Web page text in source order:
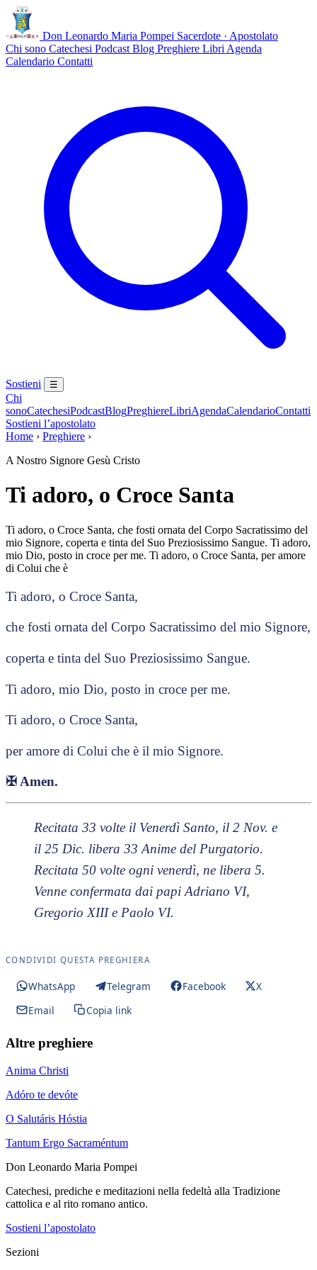
Don Leonardo Maria Pompei Sacerdote · Apostolato
Chi sono Catechesi Podcast Blog Preghiere Libri Agenda
Calendario Contatti
Sostieni ☰
Chi
sonoCatechesiPodcastBlogPreghiereLibriAgendaCalendarioContatti
Sostieni l’apostolato
Home › Preghiere ›
A Nostro Signore Gesù Cristo
Ti adoro, o Croce Santa
Ti adoro, o Croce Santa, che fosti ornata del Corpo Sacratissimo del
mio Signore, coperta e tinta del Suo Preziosissimo Sangue. Ti adoro,
mio Dio, posto in croce per me. Ti adoro, o Croce Santa, per amore
di Colui che è
Ti adoro, o Croce Santa,
che fosti ornata del Corpo Sacratissimo del mio Signore,
coperta e tinta del Suo Preziosissimo Sangue.
Ti adoro, mio Dio, posto in croce per me.
Ti adoro, o Croce Santa,
per amore di Colui che è il mio Signore.
✠Amen.
Recitata 33 volte il Venerdì Santo, il 2 Nov. e
il 25 Dic. libera 33 Anime del Purgatorio.
Recitata 50 volte ogni venerdì, ne libera 5.
Venne confermata dai papi Adriano VI,
Gregorio XIII e Paolo VI.
CONDIVIDI QUESTA PREGHIERA
WhatsApp Telegram Facebook
X
Email
Copia link
Altre preghiere
Anima Christi
Adóro te devóte
O Salutáris Hóstia
Tantum Ergo Sacraméntum
Don Leonardo Maria Pompei
Catechesi, prediche e meditazioni nella fedeltà alla Tradizione
cattolica e al rito romano antico.
Sostieni l’apostolato
Sezioni